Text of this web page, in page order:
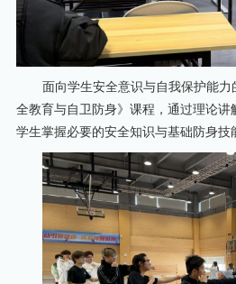
面向学生安全意识与自我保护能
全教育与自卫防身》课程，通过理论讲
学生掌握必要的安全知识与基础防身技